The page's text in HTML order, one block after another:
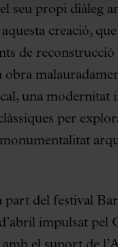
seu propi diàleg
creació,
de reconstrucció
una modernitat
per
del festival
impulsat